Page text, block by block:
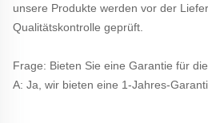
unsere Produkte werden vor der
Qualitätskontrolle geprüft.
Frage: Bieten Sie eine Garantie für
A: Ja, wir bieten eine 1-Jahres-